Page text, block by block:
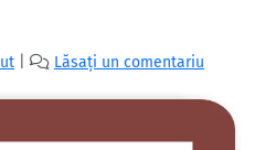
Lăsați un comentariu